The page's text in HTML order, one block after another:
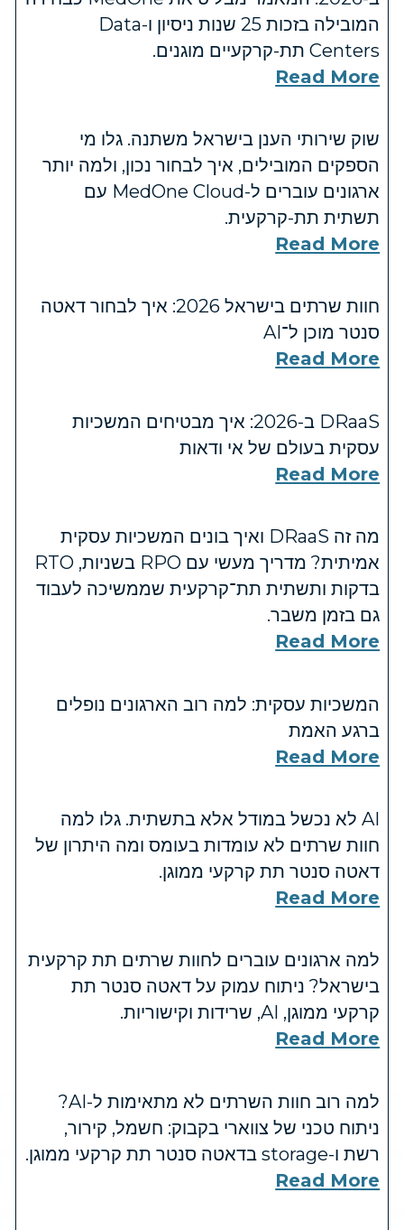
המובילה בזכות 25 שנות ניסיון ו-Data
Centers תת-קרקעיים מוגנים.
Read More
שוק שירותי הענן בישראל משתנה. גלו מי
הספקים המובילים, איך לבחור נכון, ולמה יותר
ארגונים עוברים ל-MedOne Cloud עם
תשתית תת-קרקעית.
Read More
חוות שרתים בישראל 2026: איך לבחור דאטה
סנטר מוכן ל־AI
Read More
DRaaS ב-2026: איך מבטיחים המשכיות
עסקית בעולם של אי ודאות
Read More
מה זה DRaaS ואיך בונים המשכיות עסקית
אמיתית? מדריך מעשי עם RPO בשניות, RTO
בדקות ותשתית תת־קרקעית שממשיכה לעבוד
גם בזמן משבר.
Read More
המשכיות עסקית: למה רוב הארגונים נופלים
ברגע האמת
Read More
AI לא נכשל במודל אלא בתשתית. גלו למה
חוות שרתים לא עומדות בעומס ומה היתרון של
דאטה סנטר תת קרקעי ממוגן.
Read More
למה ארגונים עוברים לחוות שרתים תת קרקעית
בישראל? ניתוח עמוק על דאטה סנטר תת
קרקעי ממוגן, AI, שרידות וקישוריות.
Read More
למה רוב חוות השרתים לא מתאימות ל-AI?
ניתוח טכני של צווארי בקבוק: חשמל, קירור,
רשת ו-storage בדאטה סנטר תת קרקעי ממוגן.
Read More